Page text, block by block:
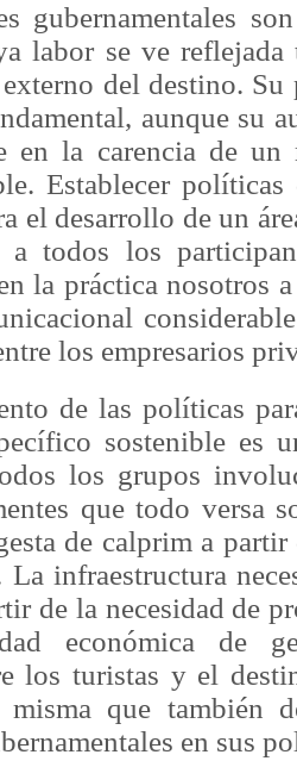
gubernamentales
labor se ve
del destino. Su
aunque su
en la carencia de
Establecer
el desarrollo de un
a todos los
la práctica nosotros
los empresarios
de las políticas
sostenible es
los grupos
que todo versa
de calprima partir
La infraestructura
de la necesidad de
económica de
los turistas y el
que también
en sus